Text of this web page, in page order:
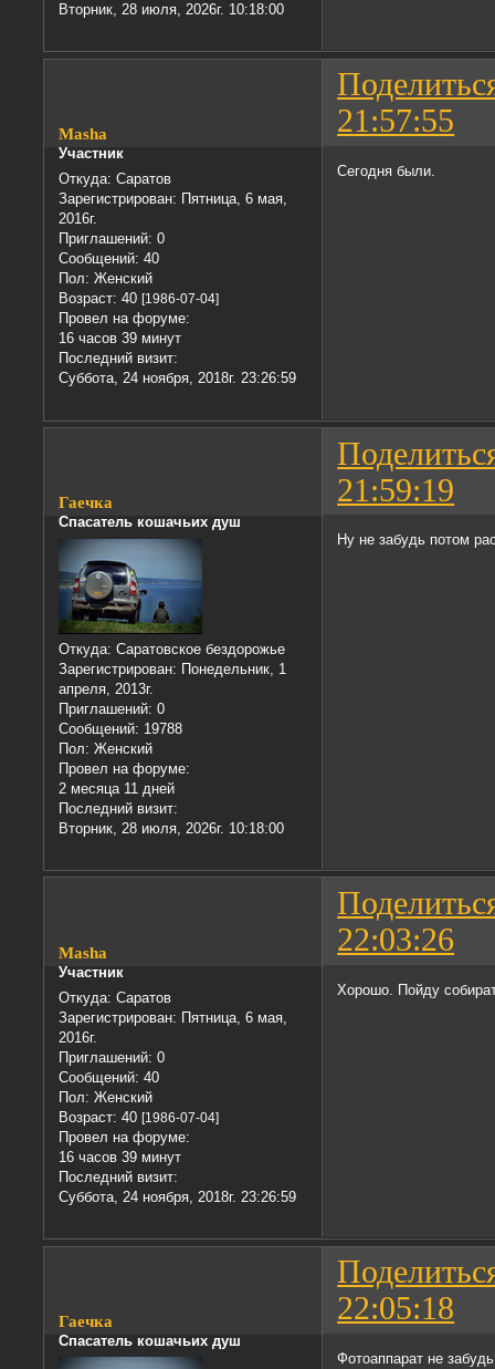
Вторник, 28 июля, 2026г. 10:18:00
21:57:55
Masha
Участник
Откуда: Саратов
Зарегистрирован: Пятница, 6 мая,
2016г.
Приглашений: 0
Сообщений: 40
Пол: Женский
Возраст: 40[1986-07-04]
Провел на форуме:
16 часов 39 минут
Последний визит:
Суббота, 24 ноября, 2018г. 23:26:59
Сегодня были.
21:59:19
Гаечка
Спасатель кошачьих душ
Откуда: Саратовское бездорожье
Зарегистрирован: Понедельник, 1
апреля, 2013г.
Приглашений: 0
Сообщений: 19788
Пол: Женский
Провел на форуме:
2 месяца 11 дней
Последний визит:
Вторник, 28 июля, 2026г. 10:18:00
Ну не забудь потом
22:03:26
Masha
Участник
Откуда: Саратов
Зарегистрирован: Пятница, 6 мая,
2016г.
Приглашений: 0
Сообщений: 40
Пол: Женский
Возраст: 40[1986-07-04]
Провел на форуме:
16 часов 39 минут
Последний визит:
Суббота, 24 ноября, 2018г. 23:26:59
Хорошо. Пойду
22:05:18
Гаечка
Спасатель кошачьих душ
Фотоаппарат не